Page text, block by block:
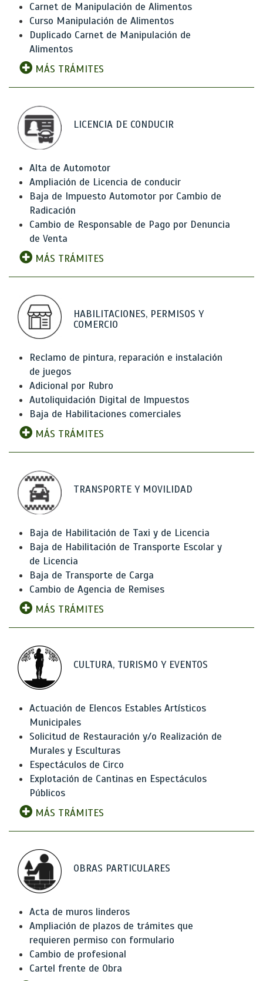
Carnet de Manipulación de Alimentos
Curso Manipulación de Alimentos
Duplicado Carnet de Manipulación de
Alimentos
MÁS TRÁMITES
LICENCIA DE CONDUCIR
Alta de Automotor
Ampliación de Licencia de conducir
Baja de Impuesto Automotor por Cambio de
Radicación
Cambio de Responsable de Pago por Denuncia
de Venta
MÁS TRÁMITES
HABILITACIONES, PERMISOS Y
COMERCIO
Reclamo de pintura, reparación e instalación
de juegos
Adicional por Rubro
Autoliquidación Digital de Impuestos
Baja de Habilitaciones comerciales
MÁS TRÁMITES
TRANSPORTE Y MOVILIDAD
Baja de Habilitación de Taxi y de Licencia
Baja de Habilitación de Transporte Escolar y
de Licencia
Baja de Transporte de Carga
Cambio de Agencia de Remises
MÁS TRÁMITES
CULTURA, TURISMO Y EVENTOS
Actuación de Elencos Estables Artísticos
Municipales
Solicitud de Restauración y/o Realización de
Murales y Esculturas
Espectáculos de Circo
Explotación de Cantinas en Espectáculos
Públicos
MÁS TRÁMITES
OBRAS PARTICULARES
Acta de muros linderos
Ampliación de plazos de trámites que
requieren permiso con formulario
Cambio de profesional
Cartel frente de Obra